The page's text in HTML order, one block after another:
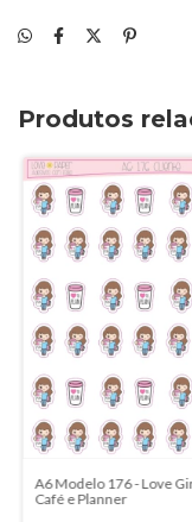
Produtos
A6 Modelo 176 - Love
Café e Planner